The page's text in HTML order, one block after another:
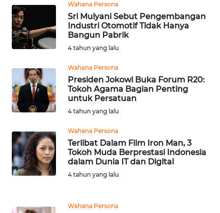
Wahana Persona
Sri Mulyani Sebut Pengembangan
Industri Otomotif Tidak Hanya
Bangun Pabrik
4 tahun yang lalu
Wahana Persona
Presiden Jokowi Buka Forum R20:
Tokoh Agama Bagian Penting
untuk Persatuan
4 tahun yang lalu
Wahana Persona
Terlibat Dalam Film Iron Man, 3
Tokoh Muda Berprestasi Indonesia
dalam Dunia IT dan Digital
4 tahun yang lalu
Wahana Persona
WN
KALTARA
WN
WN
KALTIM
WN
GORONTALO